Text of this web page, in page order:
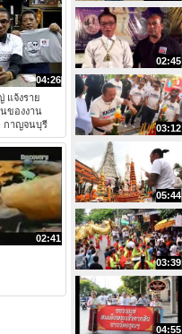
04:26
แจ้งราย
ของงาน
กาญจนบุรี
02:41
02:45
03:12
05:44
03:39
04:55